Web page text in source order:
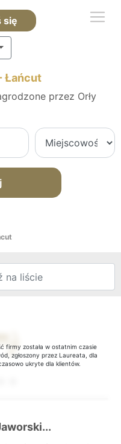
się
Łańcut
przez Orły
firmy została w ostatnim czasie
zgłoszony przez Laureata, dla
ukryte dla klientów.